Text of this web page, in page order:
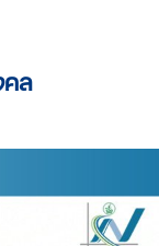
คล